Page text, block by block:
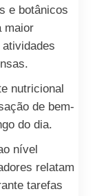
e botânicos
maior
nutricional
de bem-
do dia.
nível
relatam
tarefas